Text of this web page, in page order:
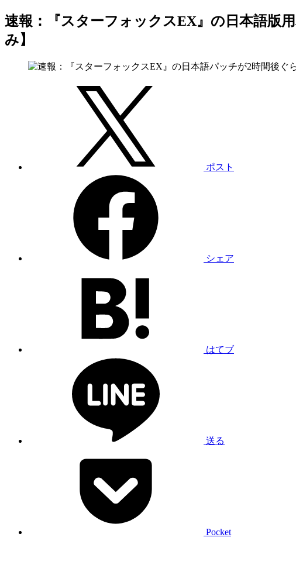
速報：『スターフォックスEX』の日本語版
み】
ポスト
シェア
はてブ
送る
Pocket